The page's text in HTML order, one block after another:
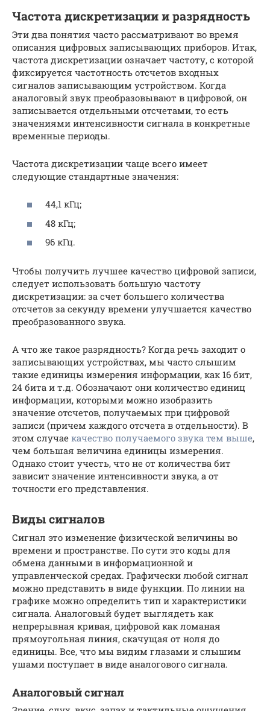
Частота дискретизации и разрядность
Эти два понятия часто рассматривают во время
описания цифровых записывающих приборов. Итак,
частота дискретизации означает частоту, с которой
фиксируется частотность отсчетов входных
сигналов записывающим устройством. Когда
аналоговый звук преобразовывают в цифровой, он
записывается отдельными отсчетами, то есть
значениями интенсивности сигнала в конкретные
временные периоды.
Частота дискретизации чаще всего имеет
следующие стандартные значения:
44,1 кГц;
48 кГц;
96 кГц.
Чтобы получить лучшее качество цифровой записи,
следует использовать большую частоту
дискретизации: за счет большего количества
отсчетов за секунду времени улучшается качество
преобразованного звука.
А что же такое разрядность? Когда речь заходит о
записывающих устройствах, мы часто слышим
такие единицы измерения информации, как 16 бит,
24 бита и т.д. Обозначают они количество единиц
информации, которыми можно изобразить
значение отсчетов, получаемых при цифровой
записи (причем каждого отсчета в отдельности). В
этом случае качество получаемого звука тем выше,
чем большая величина единицы измерения.
Однако стоит учесть, что не от количества бит
зависит значение интенсивности звука, а от
точности его представления.
Виды сигналов
Сигнал это изменение физической величины во
времени и пространстве. По сути это коды для
обмена данными в информационной и
управленческой средах. Графически любой сигнал
можно представить в виде функции. По линии на
графике можно определить тип и характеристики
сигнала. Аналоговый будет выглядеть как
непрерывная кривая, цифровой как ломаная
прямоугольная линия, скачущая от ноля до
единицы. Все, что мы видим глазами и слышим
ушами поступает в виде аналогового сигнала.
Аналоговый сигнал